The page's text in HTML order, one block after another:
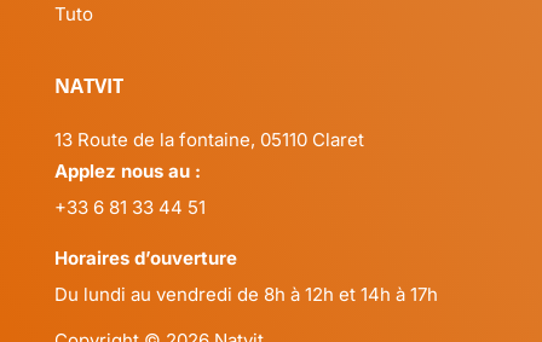
Tuto
NATVIT
13 Route de la fontaine, 05110 Claret
Applez nous au :
+33 6 81 33 44 51
Horaires d’ouverture
Du lundi au vendredi de 8h à 12h et 14h à 17h